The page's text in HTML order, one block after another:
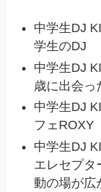
中学生DJ
学生のDJ
中学生DJ
歳に出会っ
中学生DJ
フェROXY
中学生DJ
エレセプタ
動の場が広